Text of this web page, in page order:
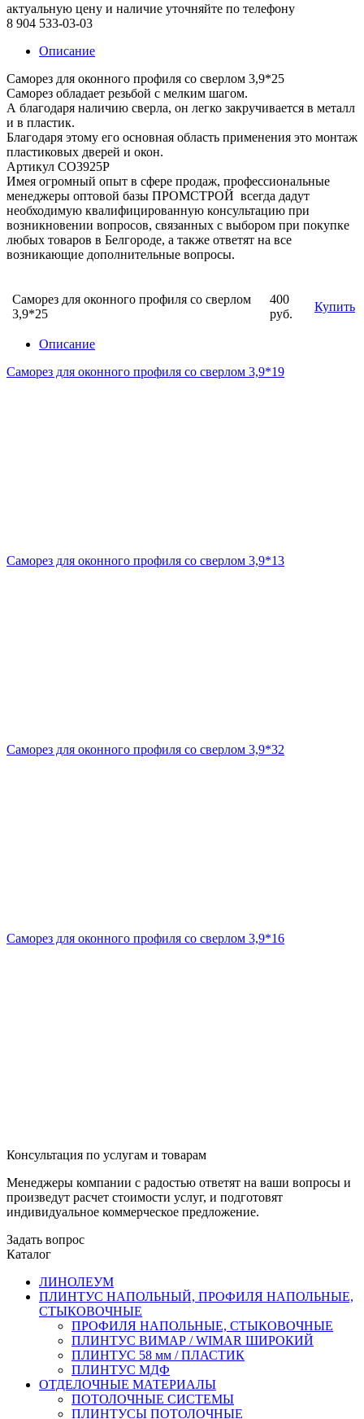
актуальную цену и наличие уточняйте по телефону
8 904 533-03-03
Описание
Саморез для оконного профиля со сверлом 3,9*25
Саморез обладает резьбой с мелким шагом.
А благодаря наличию сверла, он легко закручивается в металл
и в пластик.
Благодаря этому его основная область применения это монтаж
пластиковых дверей и окон.
Артикул СО3925Р
Имея огромный опыт в сфере продаж, профессиональные
менеджеры оптовой базы ПРОМСТРОЙ всегда дадут
необходимую квалифицированную консультацию при
возникновении вопросов, связанных с выбором при покупке
любых товаров в Белгороде, а также ответят на все
возникающие дополнительные вопросы.
Саморез для оконного профиля со сверлом
3,9*25
400
руб.
Купить
Описание
Саморез для оконного профиля со сверлом 3,9*19
Саморез для оконного профиля со сверлом 3,9*13
Саморез для оконного профиля со сверлом 3,9*32
Саморез для оконного профиля со сверлом 3,9*16
Консультация по услугам и товарам
Менеджеры компании с радостью ответят на ваши вопросы и
произведут расчет стоимости услуг, и подготовят
индивидуальное коммерческое предложение.
Задать вопрос
Каталог
ЛИНОЛЕУМ
ПЛИНТУС НАПОЛЬНЫЙ, ПРОФИЛЯ НАПОЛЬНЫЕ,
СТЫКОВОЧНЫЕ
ПРОФИЛЯ НАПОЛЬНЫЕ, СТЫКОВОЧНЫЕ
ПЛИНТУС ВИМАР / WIMAR ШИРОКИЙ
ПЛИНТУС 58 мм / ПЛАСТИК
ПЛИНТУС МДФ
ОТДЕЛОЧНЫЕ МАТЕРИАЛЫ
ПОТОЛОЧНЫЕ СИСТЕМЫ
ПЛИНТУСЫ ПОТОЛОЧНЫЕ